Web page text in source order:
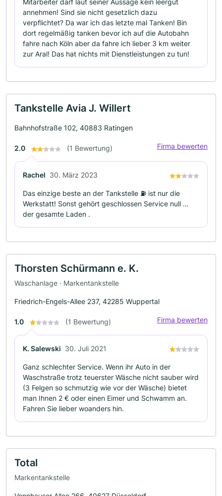
Mitarbeiter darf laut seiner Aussage kein leergut
annehmen! Sind sie nicht gesetzlich dazu
verpflichtet? Da war ich das letzte mal Tanken! Bin
dort regelmäßig tanken bevor ich auf die Autobahn
fahre nach Köln aber da fahre ich lieber 3 km weiter
zur Aral! Das hat nichts mit Dienstleistungen zu tun!
Tankstelle Avia J. Willert
Bahnhofstraße 102, 40883 Ratingen
2.0 (1 Bewertung) Firma bewerten
Rachel 30. März 2023
Das einzige beste an der Tankstelle ⛽️ ist nur die
Werkstatt! Sonst gehört geschlossen Service null …
der gesamte Laden .
Thorsten Schürmann e. K.
Waschanlage · Markentankstelle
Friedrich-Engels-Allee 237, 42285 Wuppertal
1.0 (1 Bewertung) Firma bewerten
K. Salewski 30. Juli 2021
Ganz schlechter Service. Wenn ihr Auto in der
Waschstraße trotz teuerster Wäsche nicht sauber wird
(3 Felgen so schmutzig wie vor der Wäsche) bietet
man Ihnen 2 € oder einen Eimer und Schwamm an.
Fahren Sie lieber woanders hin.
Total
Markentankstelle